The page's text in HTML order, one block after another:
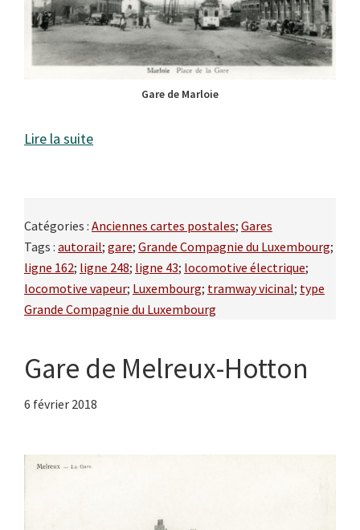
Gare de Marloie
Lire la suite
Catégories : Anciennes cartes postales; Gares
Tags : autorail; gare; Grande Compagnie du Luxembourg;
ligne 162; ligne 248; ligne 43; locomotive électrique;
locomotive vapeur; Luxembourg; tramway vicinal; type
Grande Compagnie du Luxembourg
Gare de Melreux-Hotton
6 février 2018